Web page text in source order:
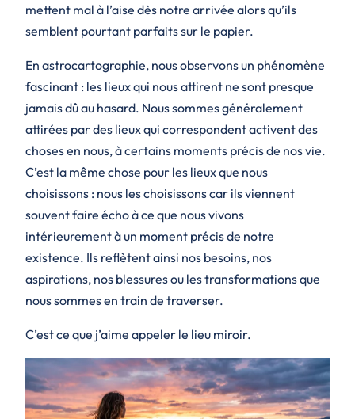
mettent mal à l’aise dès notre arrivée alors qu’ils
semblent pourtant parfaits sur le papier.
En astrocartographie, nous observons un phénomène
fascinant : les lieux qui nous attirent ne sont presque
jamais dû au hasard. Nous sommes généralement
attirées par des lieux qui correspondent activent des
choses en nous, à certains moments précis de nos vie.
C’est la même chose pour les lieux que nous
choisissons : nous les choisissons car ils viennent
souvent faire écho à ce que nous vivons
intérieurement à un moment précis de notre
existence. Ils reflètent ainsi nos besoins, nos
aspirations, nos blessures ou les transformations que
nous sommes en train de traverser.
C’est ce que j’aime appeler le lieu miroir.